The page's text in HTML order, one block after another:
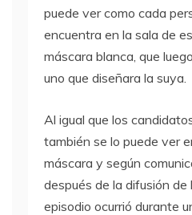
puede ver como cada
encuentra en la sala de
máscara blanca, que
uno que diseñara la suya.
Al igual que los
también se lo puede ver
máscara y según
después de la difusión de
episodio ocurrió durante